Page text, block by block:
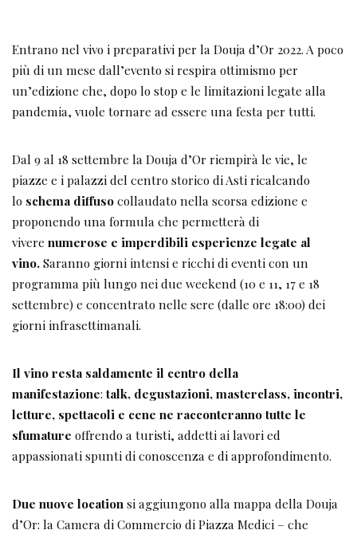
Entrano nel vivo i preparativi per la Douja d’Or 2022. A poco
più di un mese dall’evento si respira ottimismo per
un’edizione che, dopo lo stop e le limitazioni legate alla
pandemia, vuole tornare ad essere una festa per tutti.
Dal 9 al 18 settembre la Douja d’Or riempirà le vie, le
piazze e i palazzi del centro storico di Asti ricalcando
lo schema diffusocollaudato nella scorsa edizione e
proponendo una formula che permetterà di
vivere numerose e imperdibili esperienze legate al
vino.Saranno giorni intensi e ricchi di eventi con un
programma più lungo nei due weekend (10 e 11, 17 e 18
settembre) e concentrato nelle sere (dalle ore 18:00) dei
giorni infrasettimanali.
Il vino resta saldamente il centro della
manifestazione: talk, degustazioni, masterclass, incontri,
letture, spettacoli e cene ne racconteranno tutte le
sfumature offrendo a turisti, addetti ai lavori ed
appassionati spunti di conoscenza e di approfondimento.
Due nuove location si aggiungono alla mappa della Douja
d’Or: la Camera di Commercio di Piazza Medici – che